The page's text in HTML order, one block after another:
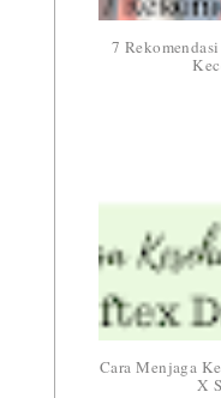
7
Cara Menjaga
X